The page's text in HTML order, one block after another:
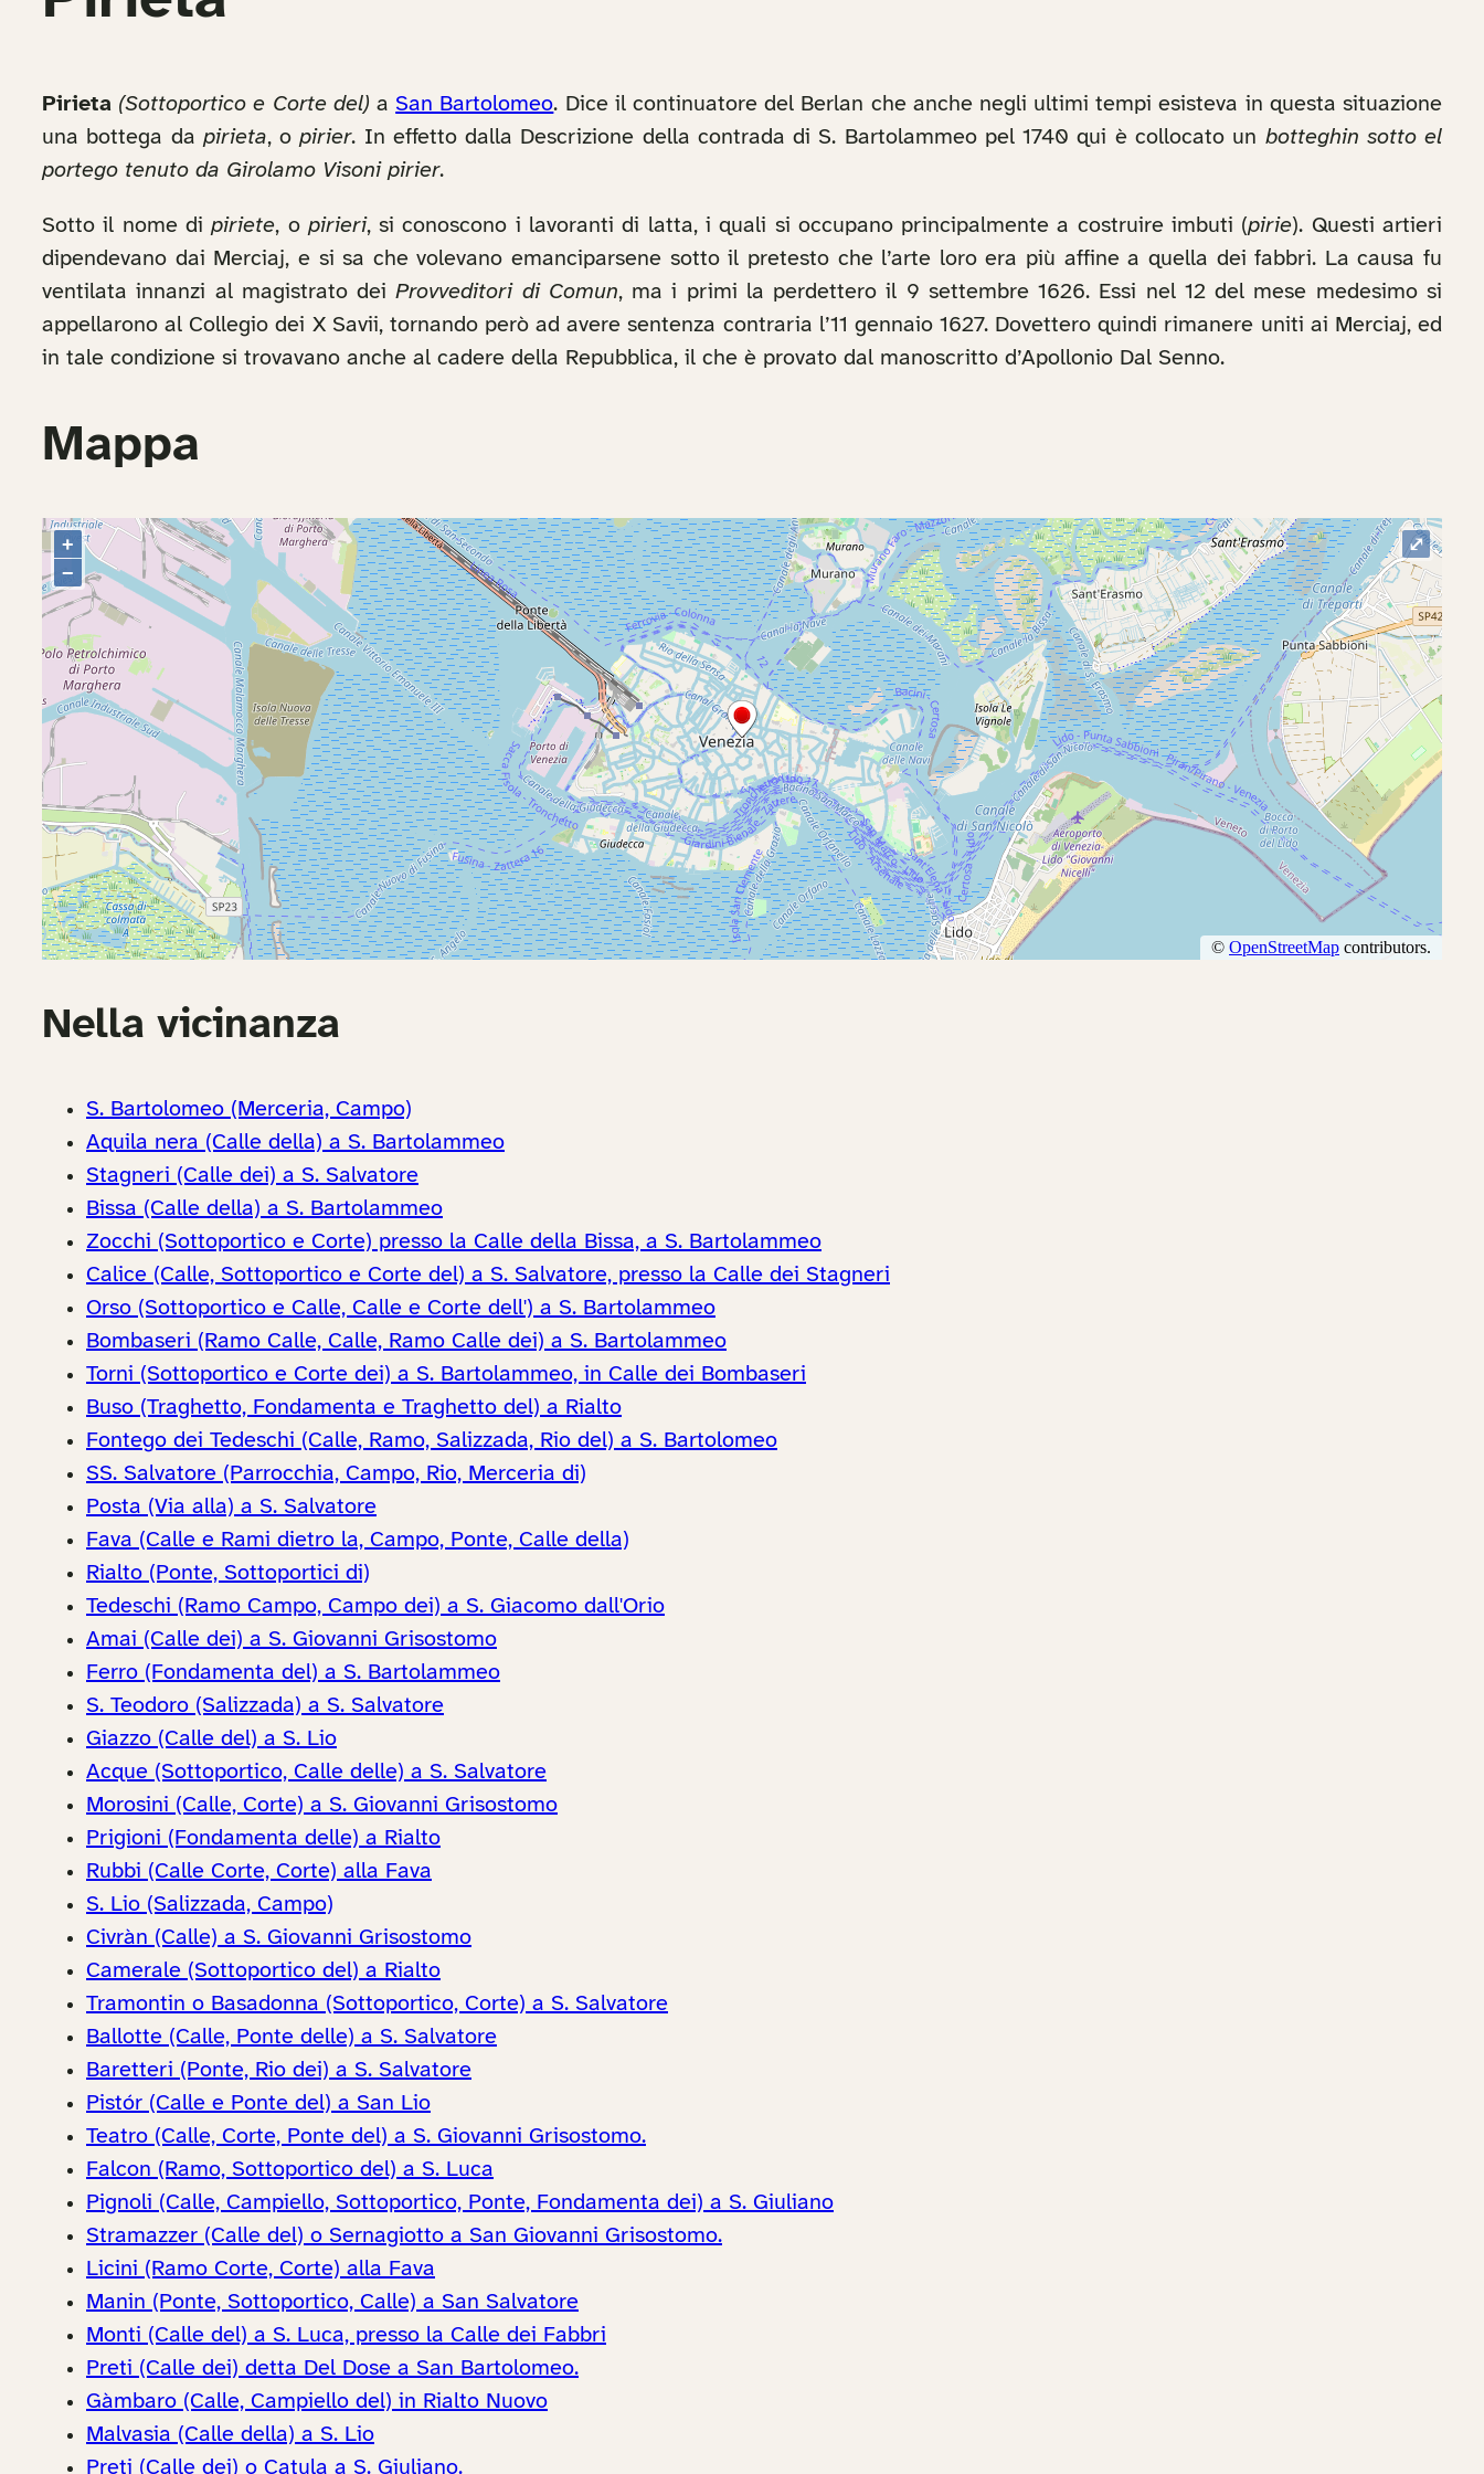
Pirieta (Sottoportico e Corte del) a San Bartolomeo. Dice il continuatore del Berlan che anche negli ultimi tempi esisteva in questa situazione
una bottega da pirieta, opirier. In effetto dalla Descrizione della contrada di S. Bartolammeo pel 1740 qui è collocato un botteghin sotto el
portego tenuto da Girolamo Visoni pirier.
Sotto il nome dipiriete, o pirieri, si conoscono i lavoranti di latta, i quali si occupano principalmente a costruire imbuti (pirie). Questi artieri
dipendevano dai Merciaj, e si sa che volevano emanciparsene sotto il pretesto che l’arte loro era più affine a quella dei fabbri. La causa fu
ventilata innanzi al magistrato deiProvveditori di Comun, ma i primi la perdettero il 9 settembre 1626. Essi nel 12 del mese medesimo si
appellarono al Collegio dei X Savii, tornando però ad avere sentenza contraria l’11 gennaio 1627. Dovettero quindi rimanere uniti ai Merciaj, ed
in tale condizione si trovavano anche al cadere della Repubblica, il che è provato dal manoscritto d’Apollonio Dal Senno.
Mappa
Nella vicinanza
S. Bartolomeo (Merceria, Campo)
Aquila nera (Calle della) a S. Bartolammeo
Stagneri (Calle dei) a S. Salvatore
Bissa (Calle della) a S. Bartolammeo
Zocchi (Sottoportico e Corte) presso la Calle della Bissa, a S. Bartolammeo
Calice (Calle, Sottoportico e Corte del) a S. Salvatore, presso la Calle dei Stagneri
Orso (Sottoportico e Calle, Calle e Corte dell') a S. Bartolammeo
Bombaseri (Ramo Calle, Calle, Ramo Calle dei) a S. Bartolammeo
Torni (Sottoportico e Corte dei) a S. Bartolammeo, in Calle dei Bombaseri
Buso (Traghetto, Fondamenta e Traghetto del) a Rialto
Fontego dei Tedeschi (Calle, Ramo, Salizzada, Rio del) a S. Bartolomeo
SS. Salvatore (Parrocchia, Campo, Rio, Merceria di)
Posta (Via alla) a S. Salvatore
Fava (Calle e Rami dietro la, Campo, Ponte, Calle della)
Rialto (Ponte, Sottoportici di)
Tedeschi (Ramo Campo, Campo dei) a S. Giacomo dall'Orio
Amai (Calle dei) a S. Giovanni Grisostomo
Ferro (Fondamenta del) a S. Bartolammeo
S. Teodoro (Salizzada) a S. Salvatore
Giazzo (Calle del) a S. Lio
Acque (Sottoportico, Calle delle) a S. Salvatore
Morosini (Calle, Corte) a S. Giovanni Grisostomo
Prigioni (Fondamenta delle) a Rialto
Rubbi (Calle Corte, Corte) alla Fava
S. Lio (Salizzada, Campo)
Civràn (Calle) a S. Giovanni Grisostomo
Camerale (Sottoportico del) a Rialto
Tramontin o Basadonna (Sottoportico, Corte) a S. Salvatore
Ballotte (Calle, Ponte delle) a S. Salvatore
Baretteri (Ponte, Rio dei) a S. Salvatore
Pistór (Calle e Ponte del) a San Lio
Teatro (Calle, Corte, Ponte del) a S. Giovanni Grisostomo.
Falcon (Ramo, Sottoportico del) a S. Luca
Pignoli (Calle, Campiello, Sottoportico, Ponte, Fondamenta dei) a S. Giuliano
Stramazzer (Calle del) o Sernagiotto a San Giovanni Grisostomo.
Licini (Ramo Corte, Corte) alla Fava
Manin (Ponte, Sottoportico, Calle) a San Salvatore
Monti (Calle del) a S. Luca, presso la Calle dei Fabbri
Preti (Calle dei) detta Del Dose a San Bartolomeo.
Gàmbaro (Calle, Campiello del) in Rialto Nuovo
Malvasia (Calle della) a S. Lio
Preti (Calle dei) o Catula a S. Giuliano.